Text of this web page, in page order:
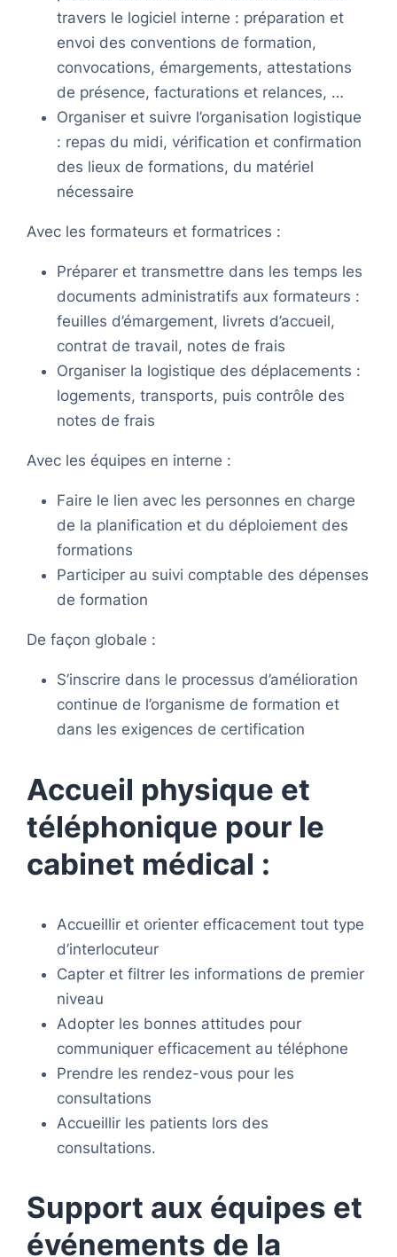
travers le logiciel interne : préparation et
envoi des conventions de formation,
convocations, émargements, attestations
de présence, facturations et relances, …
Organiser et suivre l’organisation logistique
: repas du midi, vérification et confirmation
des lieux de formations, du matériel
nécessaire
Avec les formateurs et formatrices :
Préparer et transmettre dans les temps les
documents administratifs aux formateurs :
feuilles d’émargement, livrets d’accueil,
contrat de travail, notes de frais
Organiser la logistique des déplacements :
logements, transports, puis contrôle des
notes de frais
Avec les équipes en interne :
Faire le lien avec les personnes en charge
de la planification et du déploiement des
formations
Participer au suivi comptable des dépenses
de formation
De façon globale :
S’inscrire dans le processus d’amélioration
continue de l’organisme de formation et
dans les exigences de certification
Accueil physique et
téléphonique pour le
cabinet médical :
Accueillir et orienter efficacement tout type
d’interlocuteur
Capter et filtrer les informations de premier
niveau
Adopter les bonnes attitudes pour
communiquer efficacement au téléphone
Prendre les rendez-vous pour les
consultations
Accueillir les patients lors des
consultations.
Support aux équipes et
événements de la